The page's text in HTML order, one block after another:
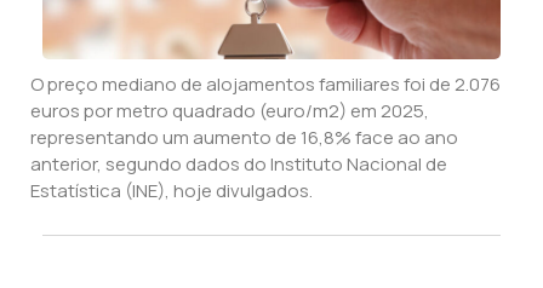
O preço mediano de alojamentos familiares foi de 2.076
euros por metro quadrado (euro/m2) em 2025,
representando um aumento de 16,8% face ao ano
anterior, segundo dados do Instituto Nacional de
Estatística (INE), hoje divulgados.